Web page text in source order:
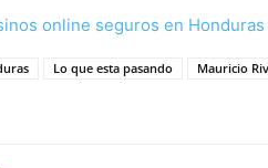
online seguros en Honduras
Lo que esta pasando Mauricio